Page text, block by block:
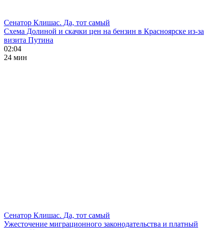
Сенатор Клишас. Да, тот самый
Схема Долиной и скачки цен на бензин в Красноярске из-за
визита Путина
02:04
24 мин
Сенатор Клишас. Да, тот самый
Ужесточение миграционного законодательства и платный